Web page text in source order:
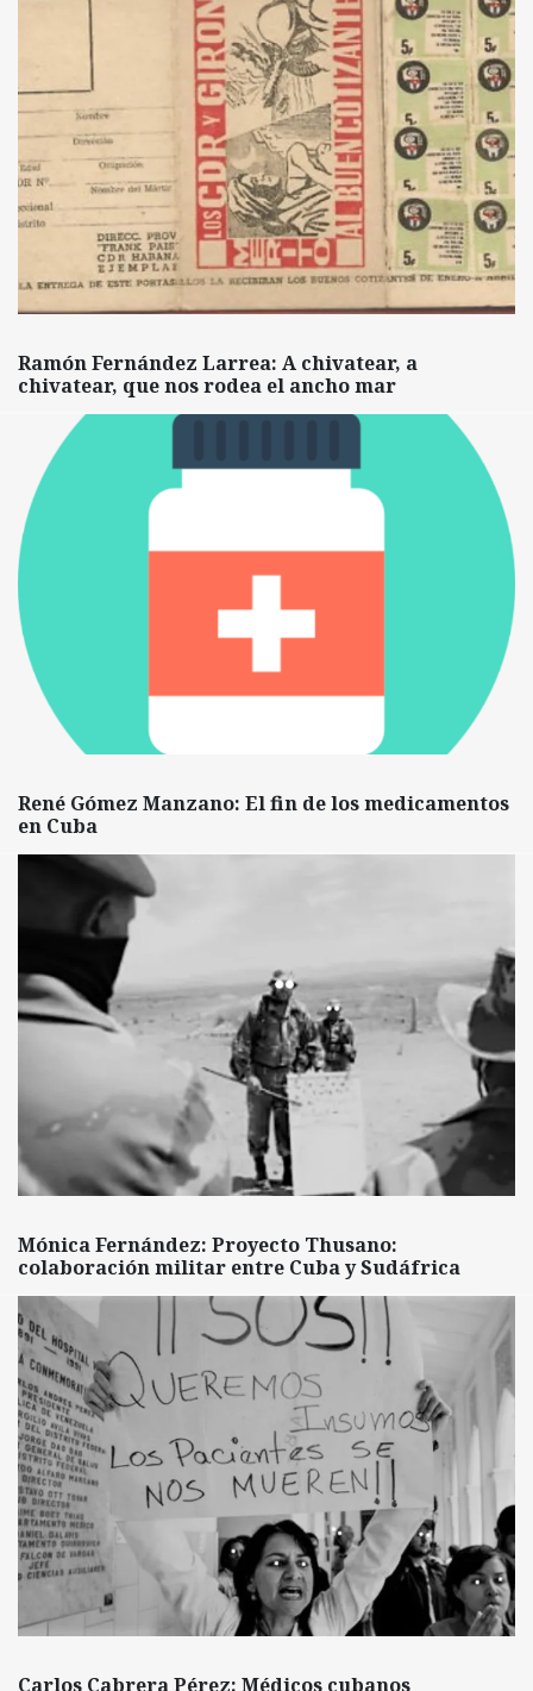
Ramón Fernández Larrea: A chivatear, a
chivatear, que nos rodea el ancho mar
René Gómez Manzano: El fin de los medicamentos
en Cuba
Mónica Fernández: Proyecto Thusano:
colaboración militar entre Cuba y Sudáfrica
Carlos Cabrera Pérez: Médicos cubanos